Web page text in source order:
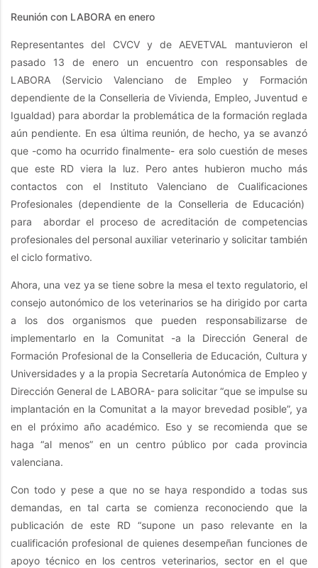
Reunión con LABORA en enero
Representantes del CVCV y de AEVETVAL mantuvieron el
pasado 13 de enero un encuentro con responsables de
LABORA (Servicio Valenciano de Empleo y Formación
dependiente de la Conselleria de Vivienda, Empleo, Juventud e
Igualdad) para abordar la problemática de la formación reglada
aún pendiente. En esa última reunión, de hecho, ya se avanzó
que -como ha ocurrido finalmente- era solo cuestión de meses
que este RD viera la luz. Pero antes hubieron mucho más
contactos con el Instituto Valenciano de Cualificaciones
Profesionales (dependiente de la Conselleria de Educación)
para abordar el proceso de acreditación de competencias
profesionales del personal auxiliar veterinario y solicitar también
el ciclo formativo.
Ahora, una vez ya se tiene sobre la mesa el texto regulatorio, el
consejo autonómico de los veterinarios se ha dirigido por carta
a los dos organismos que pueden responsabilizarse de
implementarlo en la Comunitat -a la Dirección General de
Formación Profesional de la Conselleria de Educación, Cultura y
Universidades y a la propia Secretaría Autonómica de Empleo y
Dirección General de LABORA- para solicitar “que se impulse su
implantación en la Comunitat a la mayor brevedad posible”, ya
en el próximo año académico. Eso y se recomienda que se
haga “al menos” en un centro público por cada provincia
valenciana.
Con todo y pese a que no se haya respondido a todas sus
demandas, en tal carta se comienza reconociendo que la
publicación de este RD “supone un paso relevante en la
cualificación profesional de quienes desempeñan funciones de
apoyo técnico en los centros veterinarios, sector en el que